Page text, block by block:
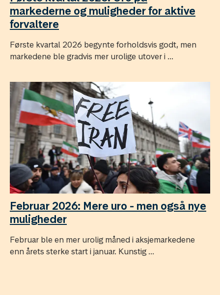
markederne og muligheder for aktive
forvaltere
Første kvartal 2026 begynte forholdsvis godt, men
markedene ble gradvis mer urolige utover i ...
Februar 2026: Mere uro - men også nye
muligheder
Februar ble en mer urolig måned i aksjemarkedene
enn årets sterke start i januar. Kunstig ...